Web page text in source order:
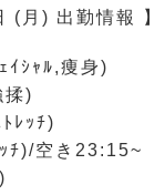
(月) 出勤情報 】
ｼｬﾙ,痩身)
)
ﾚｯﾁ)
ﾁ)/空き23:15~